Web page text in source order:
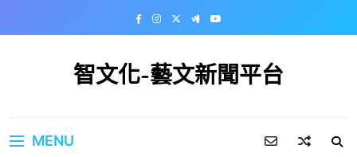
智文化-藝文新聞平台
MENU